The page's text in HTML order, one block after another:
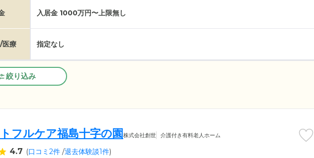
入居金 1000万円〜上限無し
医療 指定なし
絞り込み
フルケア福島十字の園 株式会社創世 介護付き有料老人ホーム
4.7 (口コミ2件 /退去体験談1件)